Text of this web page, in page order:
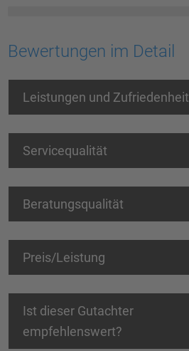
Bewertungen im Detail
Leistungen und Zufriedenheit
Servicequalität
Beratungsqualität
Preis/Leistung
Ist dieser Gutachter
empfehlenswert?